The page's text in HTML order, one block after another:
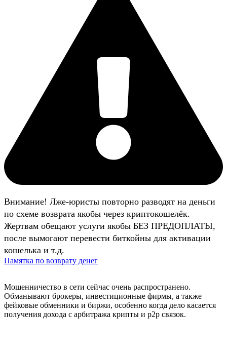
Внимание! Лже-юристы повторно разводят на деньги
по схеме возврата якобы через криптокошелёк.
Жертвам обещают услуги якобы БЕЗ ПРЕДОПЛАТЫ,
после вымогают перевести биткойны для активации
кошелька и т.д.
Памятка по возврату денег
Мошенничество в сети сейчас очень распространено.
Обманывают брокеры, инвестиционные фирмы, а также
фейковые обменники и биржи, особенно когда дело касается
получения дохода с арбитража крипты и р2р связок.